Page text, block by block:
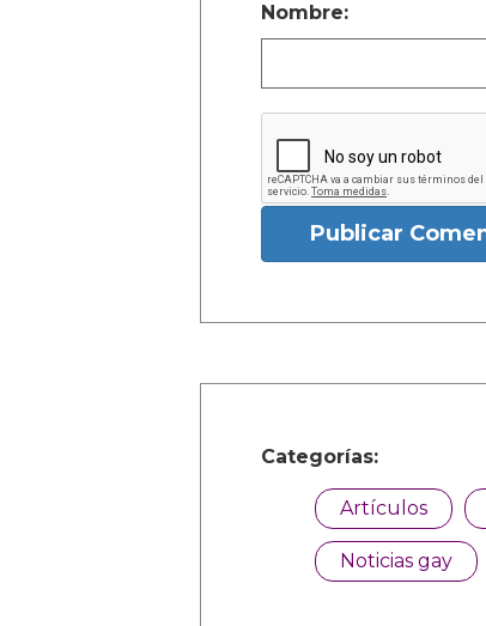
Nombre:
Publicar
Categorías:
Artículos
Noticias gay